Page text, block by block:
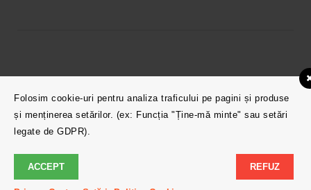
Theme Created by Copyright 2017.
All Rights Reserved
Folosim cookie-uri pentru analiza traficului pe pagini și produse
și menținerea setărilor. (ex: Funcția "Ține-mă minte" sau setări
legate de GDPR).
ACCEPT REFUZ